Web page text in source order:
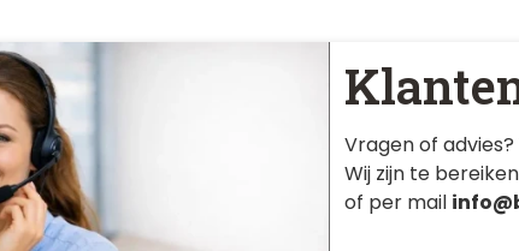
Vragen of
Wij zijn te
of per mail